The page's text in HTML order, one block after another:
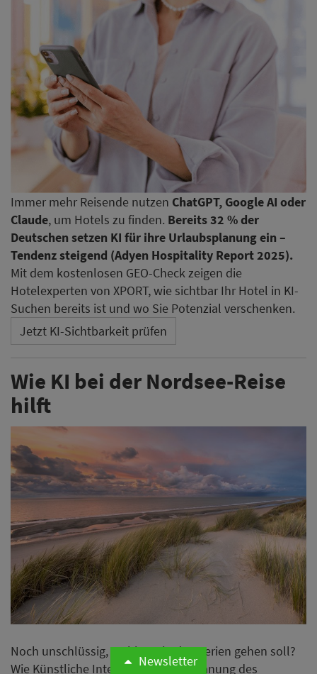
Immer mehr Reisende nutzen ChatGPT, Google AI oder
Claude, um Hotels zu finden. Bereits 32 % der
Deutschen setzen KI für ihre Urlaubsplanung ein –
Tendenz steigend (Adyen Hospitality Report 2025).
Mit dem kostenlosen GEO-Check zeigen die
Hotelexperten von XPORT, wie sichtbar Ihr Hotel in KI-
Suchen bereits ist und wo Sie Potenzial verschenken.
Jetzt KI-Sichtbarkeit prüfen
Wie KI bei der Nordsee-Reise
hilft
Noch unschlüssig, wohin es in den Ferien gehen soll?
Wie Künstliche Intelligenz bei der Planung des
Newsletter